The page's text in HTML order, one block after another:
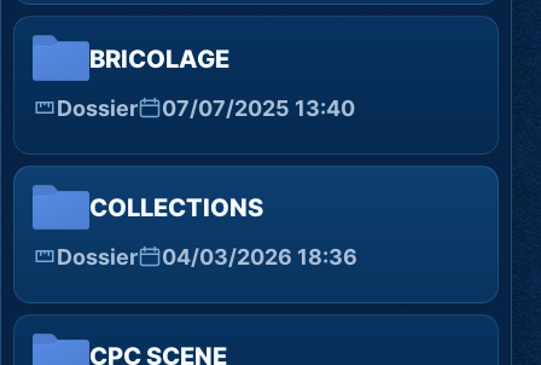
BRICOLAGE
Dossier 07/07/2025 13:40
COLLECTIONS
Dossier 04/03/2026 18:36
CPC SCENE